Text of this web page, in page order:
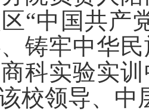
“中国共产
铸牢中华
科实验实
校领导、中